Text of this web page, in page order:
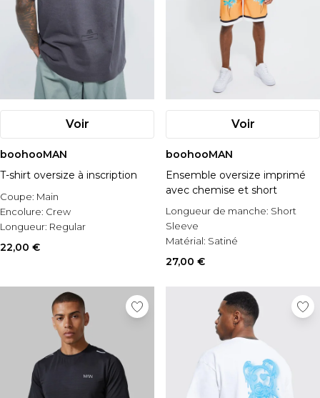
Voir
boohooMAN
T-shirt oversize à inscription
Coupe: Main
Encolure: Crew
Longueur: Regular
22,00 €
Voir
boohooMAN
Ensemble oversize imprimé
avec chemise et short
Longueur de manche: Short
Sleeve
Matérial: Satiné
Style: Printed Shirt & Shorts Set
27,00 €